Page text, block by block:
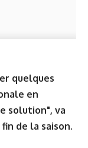
quelques
en
solution", va
de la saison.